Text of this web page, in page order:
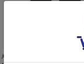
junhashimoto